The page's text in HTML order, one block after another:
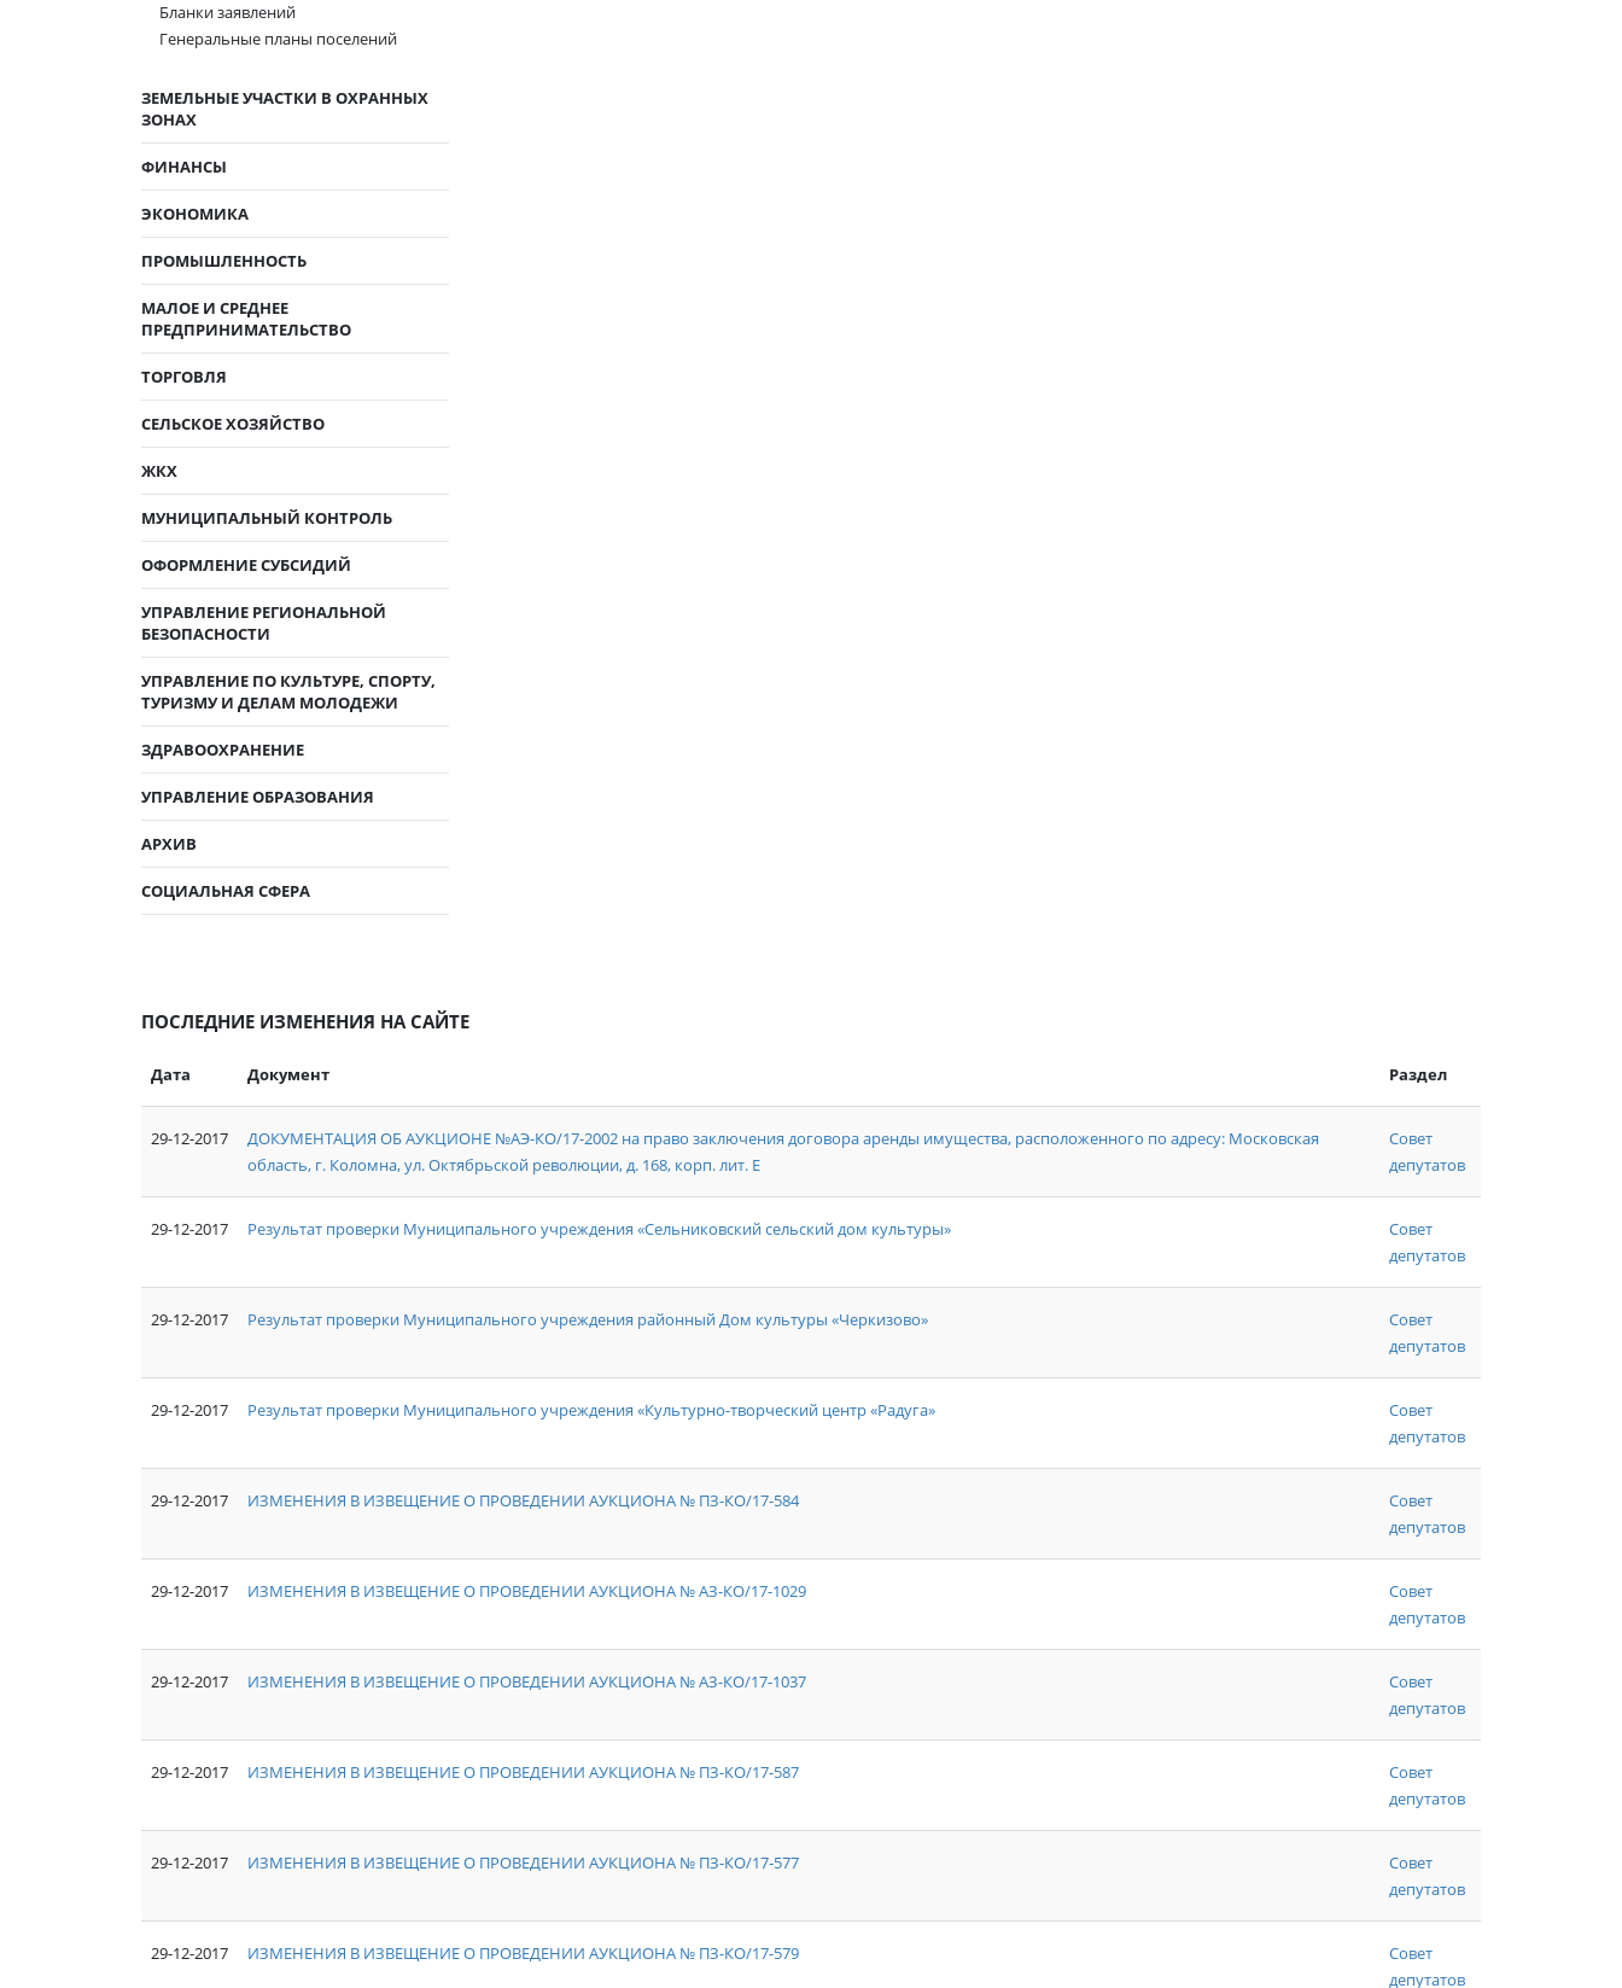
Бланки заявлений
Генеральные планы поселений
ЗЕМЕЛЬНЫЕ УЧАСТКИ В ОХРАННЫХ
ЗОНАХ
ФИНАНСЫ
ЭКОНОМИКА
ПРОМЫШЛЕННОСТЬ
МАЛОЕ И СРЕДНЕЕ
ПРЕДПРИНИМАТЕЛЬСТВО
ТОРГОВЛЯ
СЕЛЬСКОЕ ХОЗЯЙСТВО
ЖКХ
МУНИЦИПАЛЬНЫЙ КОНТРОЛЬ
ОФОРМЛЕНИЕ СУБСИДИЙ
УПРАВЛЕНИЕ РЕГИОНАЛЬНОЙ
БЕЗОПАСНОСТИ
УПРАВЛЕНИЕ ПО КУЛЬТУРЕ, СПОРТУ,
ТУРИЗМУ И ДЕЛАМ МОЛОДЕЖИ
ЗДРАВООХРАНЕНИЕ
УПРАВЛЕНИЕ ОБРАЗОВАНИЯ
АРХИВ
СОЦИАЛЬНАЯ СФЕРА
ПОСЛЕДНИЕ ИЗМЕНЕНИЯ НА САЙТЕ
Дата Документ Раздел
29-12-2017
ДОКУМЕНТАЦИЯ ОБ АУКЦИОНЕ №АЭ-КО/17-2002 на право заключения договора аренды имущества, расположенного по адресу: Московская
область, г. Коломна, ул. Октябрьской революции, д. 168, корп. лит. Е
Совет
депутатов
29-12-2017 Результат проверки Муниципального учреждения «Сельниковский сельский дом культуры»
Совет
депутатов
29-12-2017 Результат проверки Муниципального учреждения районный Дом культуры «Черкизово»
Совет
депутатов
29-12-2017 Результат проверки Муниципального учреждения «Культурно-творческий центр «Радуга»
Совет
депутатов
29-12-2017 ИЗМЕНЕНИЯ В ИЗВЕЩЕНИЕ О ПРОВЕДЕНИИ АУКЦИОНА № ПЗ-КО/17-584
Совет
депутатов
29-12-2017 ИЗМЕНЕНИЯ В ИЗВЕЩЕНИЕ О ПРОВЕДЕНИИ АУКЦИОНА № АЗ-КО/17-1029
Совет
депутатов
29-12-2017 ИЗМЕНЕНИЯ В ИЗВЕЩЕНИЕ О ПРОВЕДЕНИИ АУКЦИОНА № АЗ-КО/17-1037
Совет
депутатов
29-12-2017 ИЗМЕНЕНИЯ В ИЗВЕЩЕНИЕ О ПРОВЕДЕНИИ АУКЦИОНА № ПЗ-КО/17-587
Совет
депутатов
29-12-2017 ИЗМЕНЕНИЯ В ИЗВЕЩЕНИЕ О ПРОВЕДЕНИИ АУКЦИОНА № ПЗ-КО/17-577
Совет
депутатов
29-12-2017 ИЗМЕНЕНИЯ В ИЗВЕЩЕНИЕ О ПРОВЕДЕНИИ АУКЦИОНА № ПЗ-КО/17-579
Совет
депутатов